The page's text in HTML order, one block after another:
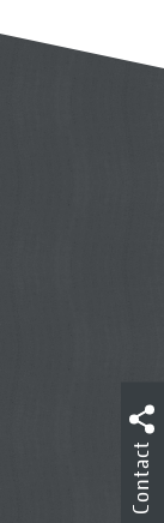
Contact